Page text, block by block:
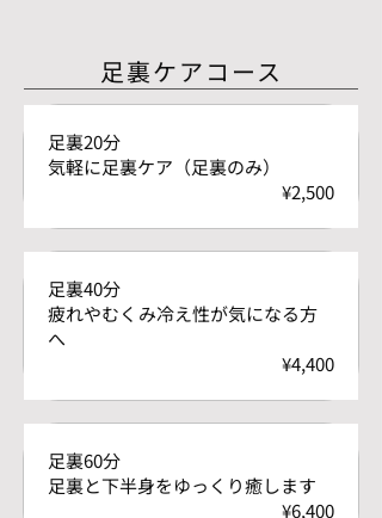
足裏ケアコース
足裏20分
気軽に足裏ケア（足裏のみ）
¥2,500
足裏40分
疲れやむくみ冷え性が気になる方
へ
¥4,400
足裏60分
足裏と下半身をゆっくり癒します
¥6,400